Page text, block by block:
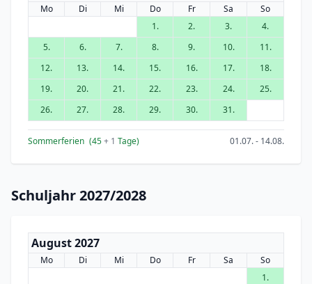
Mo Di Mi Do Fr Sa
So
1.
2. 3.
4.
5.
6. 7. 8. 9. 10.
11.
12.
13. 14. 15. 16. 17.
18.
19.
20. 21. 22. 23. 24.
25.
26.
27. 28. 29. 30. 31.
Sommerferien (45+ 1 Tage) 01.07. - 14.08.
Schuljahr 2027/2028
August 2027
Mo Di Mi Do Fr Sa
So
1.